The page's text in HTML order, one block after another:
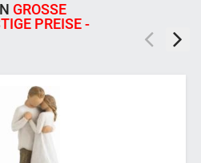
GROSSE A
PREISE - J